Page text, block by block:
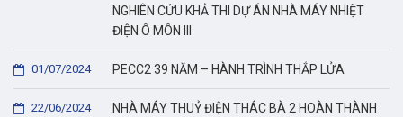
NGHIÊN CỨU KHẢ THI DỰ ÁN NHÀ MÁY NHIỆT
ĐIỆN Ô MÔN III
PECC2 39 NĂM – HÀNH TRÌNH THẮP LỬA
01/07/2024
NHÀ MÁY THUỶ ĐIỆN THÁC BÀ 2 HOÀN THÀNH
22/06/2024